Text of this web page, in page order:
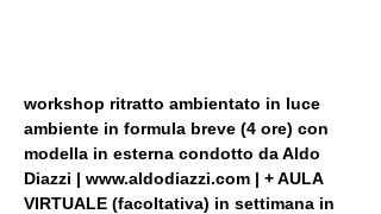
workshop ritratto ambientato in luce
ambiente in formula breve (4 ore) con
modella in esterna condotto da Aldo
Diazzi | www.aldodiazzi.com | + AULA
VIRTUALE (facoltativa) in settimana in